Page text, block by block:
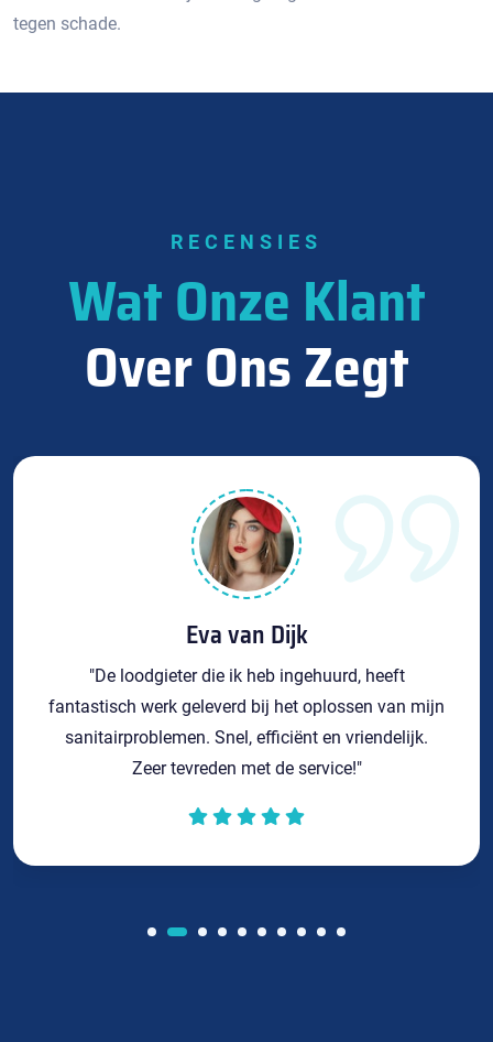
tegen schade.
RECENSIES
Wat Onze Klant
Over Ons Zegt
Eva van Dijk
"De loodgieter die ik heb ingehuurd, heeft
fantastisch werk geleverd bij het oplossen van mijn
sanitairproblemen. Snel, efficiënt en vriendelijk.
Zeer tevreden met de service!"